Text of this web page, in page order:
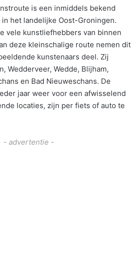
is een inmiddels bekend
het landelijke Oost-Groningen.
vele kunstliefhebbers van binnen
deze kleinschalige route nemen dit
kunstenaars deel. Zij
Wedderveer, Wedde, Blijham,
en Bad Nieuweschans. De
jaar weer voor een afwisselend
locaties, zijn per fiets of auto te
- advertentie -